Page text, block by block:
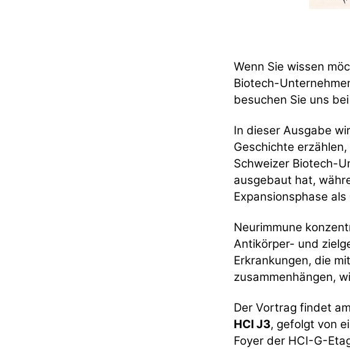
Wenn Sie wissen
Biotech-
besuchen Sie uns
In dieser Ausgabe
Geschichte
Schweizer Biotech-
ausgebaut hat,
Expansionsphase
Neurimmune
Antikörper- und
Erkrankungen, die
zusammenhängen,
Der Vortrag findet am
HCI J3, gefolgt von
Foyer der HCI-G-